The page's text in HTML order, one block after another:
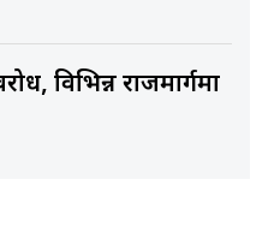
विभिन्न राजमार्गमा